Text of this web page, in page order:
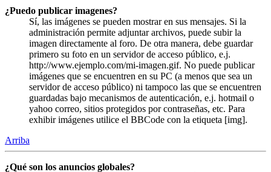
¿Puedo publicar imagenes?
Sí, las imágenes se pueden mostrar en sus mensajes. Si la
administración permite adjuntar archivos, puede subir la
imagen directamente al foro. De otra manera, debe guardar
primero su foto en un servidor de acceso público, e.j.
http://www.ejemplo.com/mi-imagen.gif. No puede publicar
imágenes que se encuentren en su PC (a menos que sea un
servidor de acceso público) ni tampoco las que se encuentren
guardadas bajo mecanismos de autenticación, e.j. hotmail o
yahoo correo, sitios protegidos por contraseñas, etc. Para
exhibir imágenes utilice el BBCode con la etiqueta [img].
Arriba
¿Qué son los anuncios globales?